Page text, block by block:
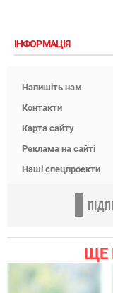
ІНФОРМАЦІЯ
Напишіть нам
Контакти
Карта сайту
Реклама на сайті
Наші спецпроекти
ЩЕ